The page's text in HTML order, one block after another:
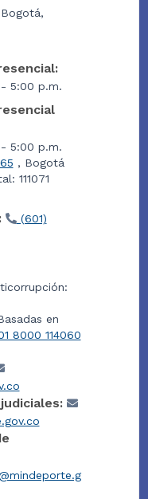
5:00 p.m.
5:00 p.m.
, Bogotá
111071
(601)
en
8000 114060